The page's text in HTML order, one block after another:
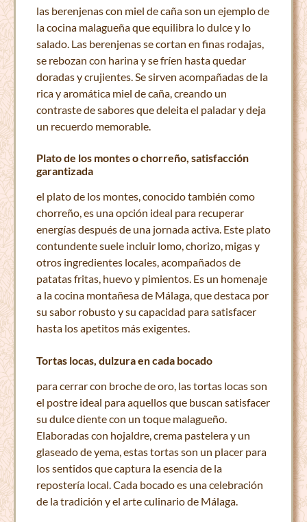
las berenjenas con miel de caña son un ejemplo de
la cocina malagueña que equilibra lo dulce y lo
salado. Las berenjenas se cortan en finas rodajas,
se rebozan con harina y se fríen hasta quedar
doradas y crujientes. Se sirven acompañadas de la
rica y aromática miel de caña, creando un
contraste de sabores que deleita el paladar y deja
un recuerdo memorable.
Plato de los montes o chorreño, satisfacción
garantizada
el plato de los montes, conocido también como
chorreño, es una opción ideal para recuperar
energías después de una jornada activa. Este plato
contundente suele incluir lomo, chorizo, migas y
otros ingredientes locales, acompañados de
patatas fritas, huevo y pimientos. Es un homenaje
a la cocina montañesa de Málaga, que destaca por
su sabor robusto y su capacidad para satisfacer
hasta los apetitos más exigentes.
Tortas locas, dulzura en cada bocado
para cerrar con broche de oro, las tortas locas son
el postre ideal para aquellos que buscan satisfacer
su dulce diente con un toque malagueño.
Elaboradas con hojaldre, crema pastelera y un
glaseado de yema, estas tortas son un placer para
los sentidos que captura la esencia de la
repostería local. Cada bocado es una celebración
de la tradición y el arte culinario de Málaga.